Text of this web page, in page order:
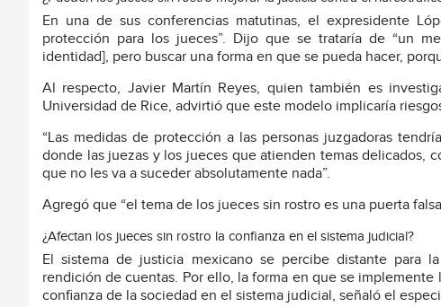
En una de sus conferencias matutinas, el expresidente
protección para los jueces”. Dijo que se trataría de “un
identidad], pero buscar una forma en que se pueda hacer,
Al respecto, Javier Martín Reyes, quien también es
Universidad de Rice, advirtió que este modelo implicaría
“Las medidas de protección a las personas juzgadoras
donde las juezas y los jueces que atienden temas delicados,
que no les va a suceder absolutamente nada”.
Agregó que “el tema de los jueces sin rostro es una puerta
¿Afectan los jueces sin rostro la confianza en el sistema judicial?
El sistema de justicia mexicano se percibe distante para
rendición de cuentas. Por ello, la forma en que se
confianza de la sociedad en el sistema judicial, señaló el